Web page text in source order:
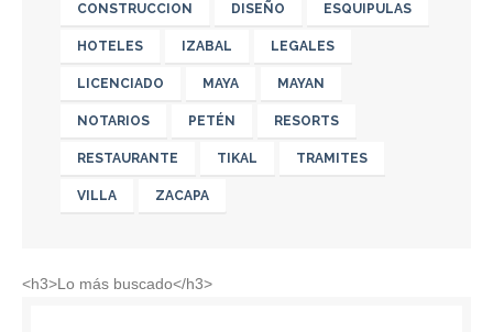
CONSTRUCCION DISEÑO ESQUIPULAS
HOTELES IZABAL LEGALES
LICENCIADO MAYA MAYAN
NOTARIOS PETÉN RESORTS
RESTAURANTE TIKAL TRAMITES
VILLA ZACAPA
<h3>Lo más buscado</h3>